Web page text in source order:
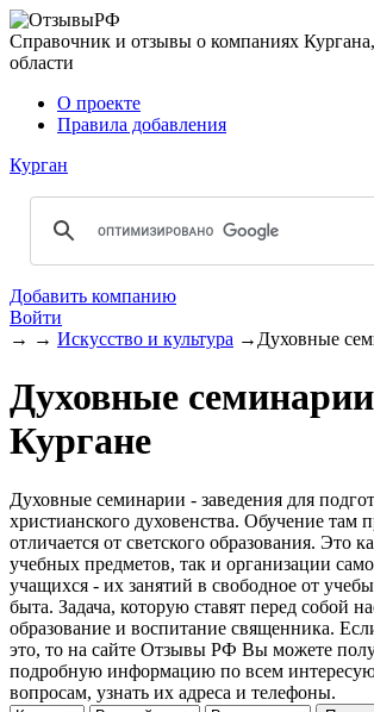
Справочник и отзывы о компаниях
области
О проекте
Правила добавления
Курган
Добавить компанию
Войти
→ → Искусство и культура → Духовные
Духовные
Кургане
Духовные семинарии - заведения для
христианского духовенства. Обучение там
отличается от светского образования. Это
учебных предметов, так и организации
учащихся - их занятий в свободное от
быта. Задача, которую ставят перед собой
образование и воспитание священника.
это, то на сайте Отзывы РФ Вы можете
подробную информацию по всем
вопросам, узнать их адреса и телефоны.